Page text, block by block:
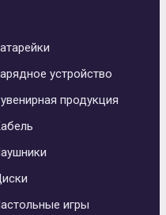
устройство
продукция
игры